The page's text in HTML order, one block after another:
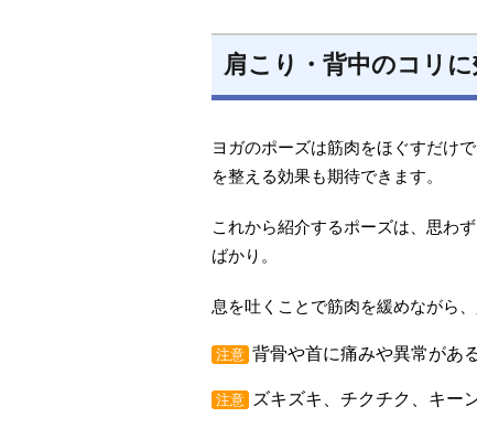
肩こり・背中のコリ
ヨガのポーズは筋肉をほぐすだけ
を整える効果も期待できます。
これから紹介するポーズは、思わ
ばかり。
息を吐くことで筋肉を緩めながら
注意 背骨や首に痛みや異常があ
注意 ズキズキ、チクチク、キー